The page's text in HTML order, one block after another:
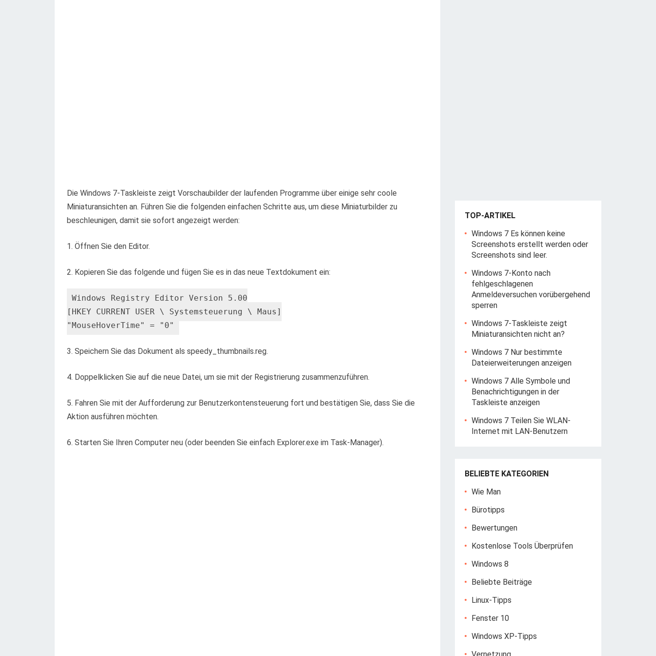
Die Windows 7-Taskleiste zeigt Vorschaubilder der laufenden Programme über einige sehr coole
Miniaturansichten an. Führen Sie die folgenden einfachen Schritte aus, um diese Miniaturbilder zu
beschleunigen, damit sie sofort angezeigt werden:
1. Öffnen Sie den Editor.
2. Kopieren Sie das folgende und fügen Sie es in das neue Textdokument ein:
Windows Registry Editor Version 5.00
[HKEY_CURRENT_USER \ Systemsteuerung \ Maus]
"MouseHoverTime" = "0"
3. Speichern Sie das Dokument als speedy_thumbnails.reg.
4. Doppelklicken Sie auf die neue Datei, um sie mit der Registrierung zusammenzuführen.
5. Fahren Sie mit der Aufforderung zur Benutzerkontensteuerung fort und bestätigen Sie, dass Sie die
Aktion ausführen möchten.
6. Starten Sie Ihren Computer neu (oder beenden Sie einfach Explorer.exe im Task-Manager).
TOP-ARTIKEL
Windows 7 Es können keine
Screenshots erstellt werden oder
Screenshots sind leer.
Windows 7-Konto nach
fehlgeschlagenen
Anmeldeversuchen vorübergehend
sperren
Windows 7-Taskleiste zeigt
Miniaturansichten nicht an?
Windows 7 Nur bestimmte
Dateierweiterungen anzeigen
Windows 7 Alle Symbole und
Benachrichtigungen in der
Taskleiste anzeigen
Windows 7 Teilen Sie WLAN-
Internet mit LAN-Benutzern
BELIEBTE KATEGORIEN
Wie Man
Bürotipps
Bewertungen
Kostenlose Tools Überprüfen
Windows 8
Beliebte Beiträge
Linux-Tipps
Fenster 10
Windows XP-Tipps